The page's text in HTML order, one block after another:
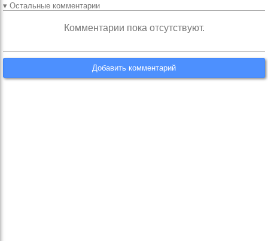
▾ Остальные комментарии
Комментарии пока отсутствуют.
Добавить комментарий